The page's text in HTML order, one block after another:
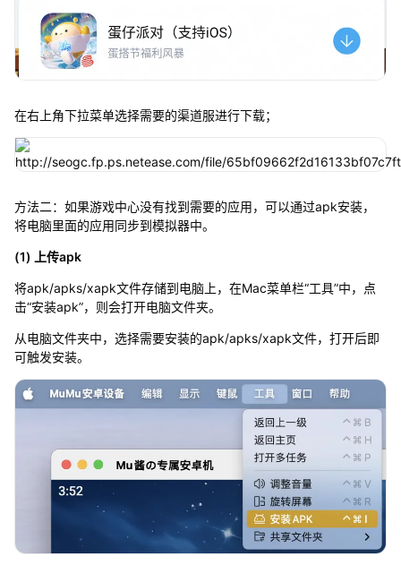
在右上角下拉菜单选择需要的渠道服进行下载；
方法二：如果游戏中心没有找到需要的应用，可以通过apk安装，
将电脑里面的应用同步到模拟器中。
(1) 上传apk
将apk/apks/xapk文件存储到电脑上，在Mac菜单栏“工具”中，点
击“安装apk”，则会打开电脑文件夹。
从电脑文件夹中，选择需要安装的apk/apks/xapk文件，打开后即
可触发安装。